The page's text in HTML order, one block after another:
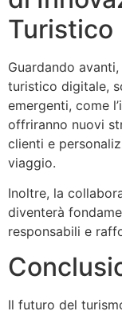
Turistico
Guardando
turistico digitale,
emergenti, come
offriranno nuovi
clienti e
viaggio.
Inoltre, la
diventerà
responsabili e
Il futuro del